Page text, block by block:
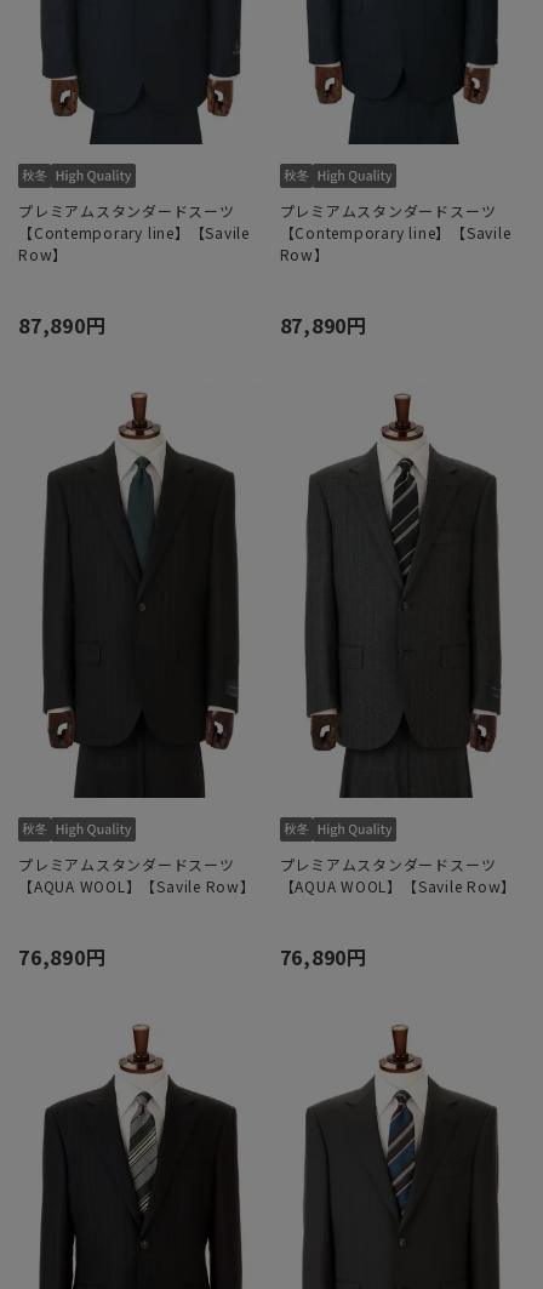
プレミアムスタンダードスーツ
【Contemporary line】【Savile
Row】
87,890円
プレミアムスタンダードスーツ
【Contemporary line】【Savile
Row】
87,890円
プレミアムスタンダードスーツ
【AQUA WOOL】【Savile Row】
76,890円
プレミアムスタンダードスーツ
【AQUA WOOL】【Savile Row】
76,890円